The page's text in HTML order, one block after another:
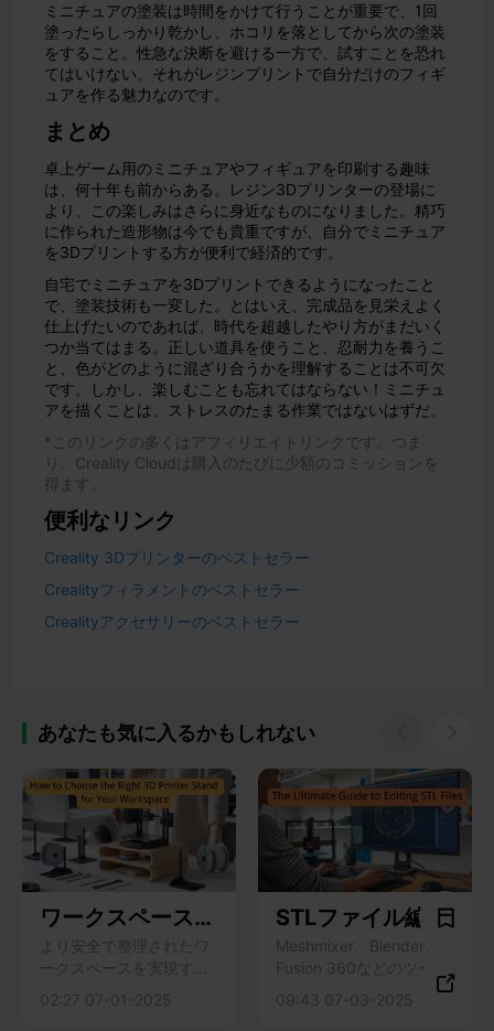
ミニチュアの塗装は時間をかけて行うことが重要で、1回
塗ったらしっかり乾かし、ホコリを落としてから次の塗装
をすること。性急な決断を避ける一方で、試すことを恐れ
てはいけない。それがレジンプリントで自分だけのフィギ
ュアを作る魅力なのです。
まとめ
卓上ゲーム用のミニチュアやフィギュアを印刷する趣味
は、何十年も前からある。レジン3Dプリンターの登場に
より、この楽しみはさらに身近なものになりました。精巧
に作られた造形物は今でも貴重ですが、自分でミニチュア
を3Dプリントする方が便利で経済的です。
自宅でミニチュアを3Dプリントできるようになったこと
で、塗装技術も一変した。とはいえ、完成品を見栄えよく
仕上げたいのであれば、時代を超越したやり方がまだいく
つか当てはまる。正しい道具を使うこと、忍耐力を養うこ
と、色がどのように混ざり合うかを理解することは不可欠
です。しかし、楽しむことも忘れてはならない！ミニチュ
アを描くことは、ストレスのたまる作業ではないはずだ。
*このリンクの多くはアフィリエイトリンクです。つま
り、Creality Cloudは購入のたびに少額のコミッションを
得ます。
便利なリンク
Creality 3Dプリンターのベストセラー
Crealityフィラメントのベストセラー
Crealityアクセサリーのベストセラー
あなたも気に入るかもしれない
ワークスペースに
適した3Dプリン
タスタンドの選び
方
より安全で整理されたワ
ークスペースを実現する
ズ、素材、収納、ケーブ
02:27 07-01-2025
STLファイル編集
の究極ガイド
Meshmixer、Blender、
Fusion 360などのツール
を使って、3Dプリント用
のSTLファイルを編集す
09:43 07-03-2025
